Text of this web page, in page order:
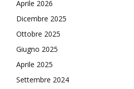
Aprile 2026
Dicembre 2025
Ottobre 2025
Giugno 2025
Aprile 2025
Settembre 2024